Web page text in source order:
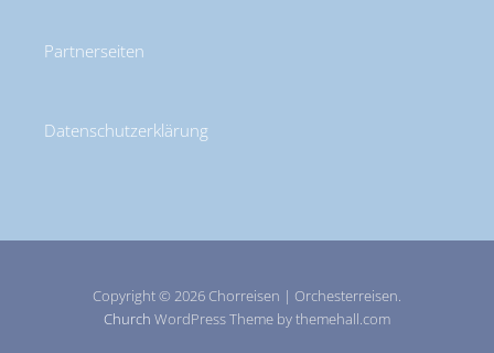
Partnerseiten
Datenschutzerklärung
Copyright © 2026 Chorreisen | Orchesterreisen.
Church WordPress Theme by themehall.com